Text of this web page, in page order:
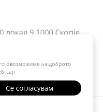
овозможиме најдоброто
сајт
Се согласувам
9 1000 Скопје